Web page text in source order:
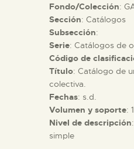
█
EL MUSEO
COLECCIONES
DIDÁCTICA
Fondo/Colección:
Sección: Catálogos
Subsección:
Serie: Catálogos de
Código de
Título: Catálogo de
colectiva.
Fechas: s.d.
Volumen y soporte: 1
Nivel de descripción
simple